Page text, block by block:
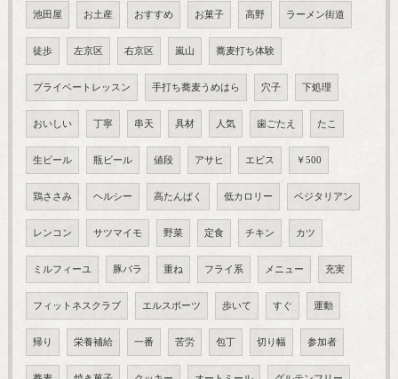
池田屋 お土産 おすすめ お菓子 高野 ラーメン街道
徒歩 左京区 右京区 嵐山 蕎麦打ち体験
プライベートレッスン 手打ち蕎麦うめはら 穴子 下処理
おいしい 丁寧 串天 具材 人気 歯ごたえ たこ
生ビール 瓶ビール 値段 アサヒ エビス ￥500
鶏ささみ ヘルシー 高たんぱく 低カロリー ベジタリアン
レンコン サツマイモ 野菜 定食 チキン カツ
ミルフィーユ 豚バラ 重ね フライ系 メニュー 充実
フィットネスクラブ エルスポーツ 歩いて すぐ 運動
帰り 栄養補給 一番 苦労 包丁 切り幅 参加者